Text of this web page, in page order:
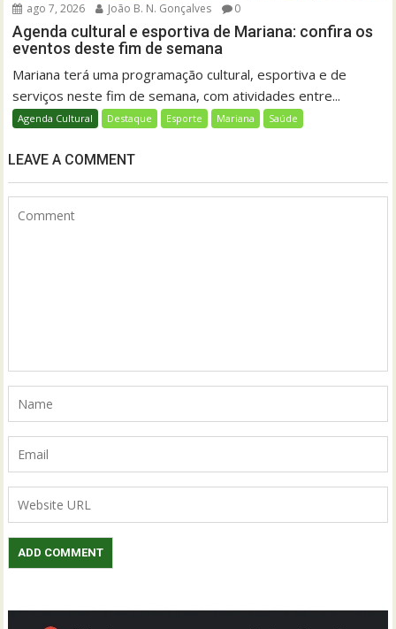
ago 7, 2026 João B. N. Gonçalves 0
Agenda cultural e esportiva de Mariana: confira os
eventos deste fim de semana
Mariana terá uma programação cultural, esportiva e de
serviços neste fim de semana, com atividades entre...
Agenda Cultural Destaque Esporte Mariana Saúde
LEAVE A COMMENT